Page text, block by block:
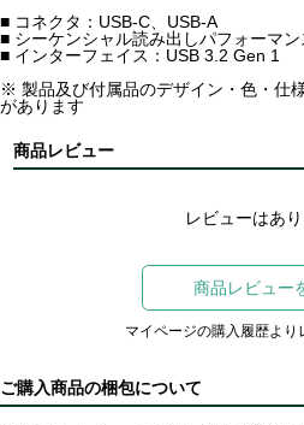
■ コネクタ：USB-C、USB-A
■ シーケンシャル読み出しパフォーマ
■ インターフェイス：USB 3.2 Gen 1
※ 製品及び付属品のデザイン・色・仕
があります
商品レビュー
レビューはあ
商品レビュー
マイページの購入履歴より
ご購入商品の梱包について